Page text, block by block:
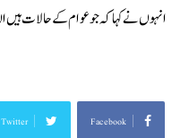
انہوں نے کہاکہ جوعوام کے حالات
Facebook
Twitter